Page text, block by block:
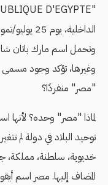
الداخلية، يوم 25 يوليو/تموز 1957. التذكرة للخروج،
وتحمل اسم مارك باتان
وغيرها، تؤكد وجود
"مصر" منفردًا؟
لماذا "مصر" وحده؟ لأنها
توحيد البلاد في دولة لم
خديوية، سلطنة، مملكة،
المضاف إليها. مصر اسم